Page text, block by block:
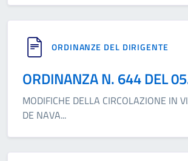
ORDINANZE DEL DIRIGENTE
ORDINANZA N. 644 DEL
MODIFICHE DELLA CIRCOLAZIONE IN
DE NAVA...